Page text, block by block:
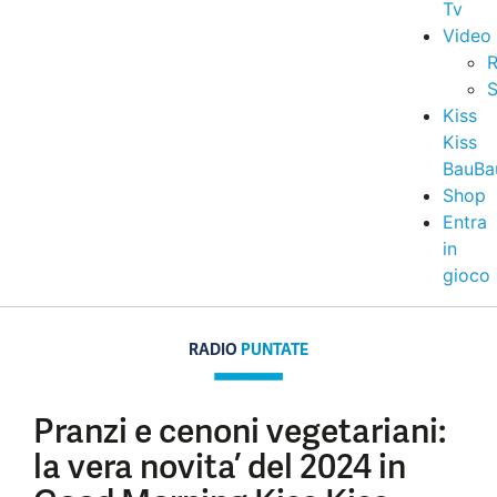
Tv
Video
Kiss
Kiss
Shop
Entra
in
gioco
RADIO PUNTATE
Pranzi e cenoni vegetariani:
la vera novita’ del 2024 in